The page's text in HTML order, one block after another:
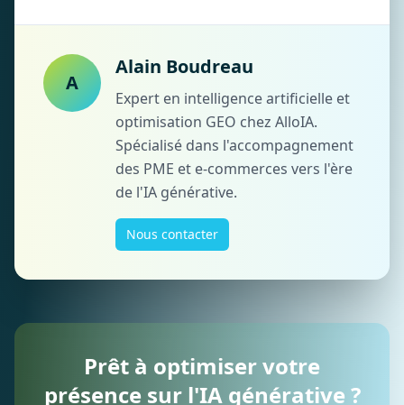
A
Alain Boudreau
Expert en intelligence artificielle et
optimisation GEO chez AlloIA.
Spécialisé dans l'accompagnement
des PME et e-commerces vers l'ère
de l'IA générative.
Nous contacter
Prêt à optimiser votre
présence sur l'IA générative ?